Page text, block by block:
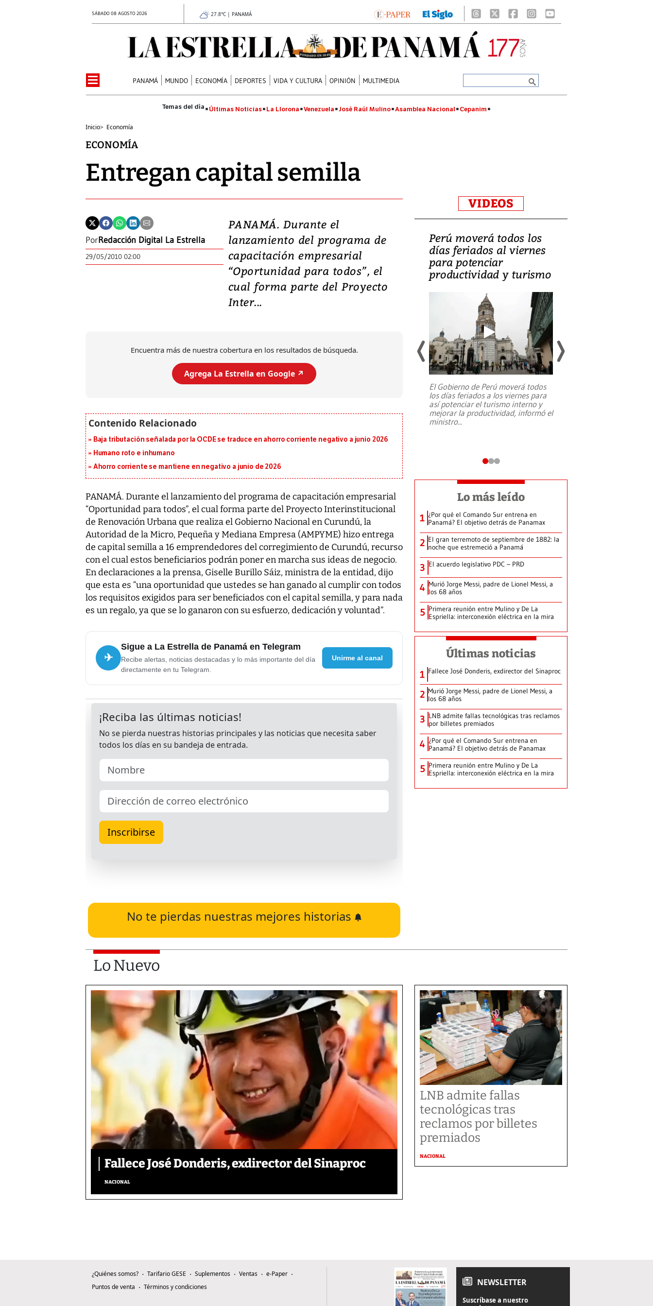
SÁBADO 08 AGOSTO 2026 27.8°C | PANAMÁ
PANAMÁ MUNDO ECONOMÍA DEPORTES VIDA Y CULTURA OPINIÓN MULTIMEDIA
Últimas Noticias La Llorona Venezuela José Raúl Mulino Asamblea Nacional Cepanim
Inicio> Economía
ECONOMÍA
Entregan capital semilla
PorRedacción Digital La Estrella
29/05/2010 02:00
PANAMÁ. Durante el
lanzamiento del programa de
capacitación empresarial
“Oportunidad para todos”, el
cual forma parte del Proyecto
Inter...
Encuentra más de nuestra cobertura en los resultados de búsqueda.
Agrega La Estrella en Google ↗️
Baja tributación señalada por la OCDE se traduce en ahorro corriente negativo a junio 2026
Humano roto e inhumano
Ahorro corriente se mantiene en negativo a junio de 2026
PANAMÁ. Durante el lanzamiento del programa de capacitación empresarial
“Oportunidad para todos”, el cual forma parte del Proyecto Interinstitucional
de Renovación Urbana que realiza el Gobierno Nacional en Curundú, la
Autoridad de la Micro, Pequeña y Mediana Empresa (AMPYME) hizo entrega
de capital semilla a 16 emprendedores del corregimiento de Curundú, recurso
con el cual estos beneficiarios podrán poner en marcha sus ideas de negocio.
En declaraciones a la prensa, Giselle Burillo Sáiz, ministra de la entidad, dijo
que esta es “una oportunidad que ustedes se han ganado al cumplir con todos
los requisitos exigidos para ser beneficiados con el capital semilla, y para nada
es un regalo, ya que se lo ganaron con su esfuerzo, dedicación y voluntad”.
✈
Sigue a La Estrella de Panamá en Telegram
Recibe alertas, noticias destacadas y lo más importante del día
directamente en tu Telegram.
Unirme al canal
No te pierdas nuestras mejores historias
VIDEOS
Video: Lula lanza su
candidatura con
promesas de inversión
en defensa, educación y
tierras raras
presidente de Brasil, Luiz Inácio Lula
Perú moverá todos los
días feriados al viernes
para potenciar
productividad y turismo
El Gobierno de Perú moverá todos
los días feriados a los viernes para
así potenciar el turismo interno y
mejorar la productividad, informó el
ministro...
Lo más leído
1 ¿Por qué el Comando Sur entrena en
Panamá? El objetivo detrás de Panamax
2 El gran terremoto de septiembre de 1882: la
noche que estremeció a Panamá
3 El acuerdo legislativo PDC – PRD
4 Murió Jorge Messi, padre de Lionel Messi, a
los 68 años
5 Primera reunión entre Mulino y De La
Espriella: interconexión eléctrica en la mira
Últimas noticias
1 Fallece José Donderis, exdirector del Sinaproc
2 Murió Jorge Messi, padre de Lionel Messi, a
los 68 años
3 LNB admite fallas tecnológicas tras reclamos
por billetes premiados
4 ¿Por qué el Comando Sur entrena en
Panamá? El objetivo detrás de Panamax
5 Primera reunión entre Mulino y De La
Espriella: interconexión eléctrica en la mira
Lo Nuevo
Fallece José Donderis, exdirector del Sinaproc
NACIONAL
LNB admite fallas
tecnológicas tras
reclamos por billetes
premiados
NACIONAL
¿Quiénes somos? Tarifario GESE Suplementos Ventas
e-Paper
Puntos de venta
Términos y condiciones NEWSLETTER
Suscríbase a nuestro